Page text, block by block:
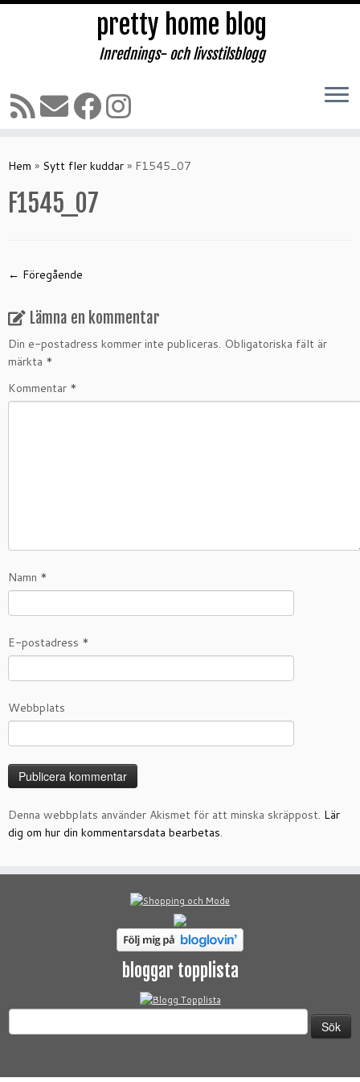
till
pretty home blog
Inrednings- och livsstilsblogg
Hem » Sytt fler kuddar » F1545_07
F1545_07
← Föregående
Lämna en kommentar
Din e-postadress kommer inte publiceras. Obligatoriska fält är
märkta *
Kommentar *
Namn *
E-postadress *
Webbplats
Denna webbplats använder Akismet för att minska skräppost. Lär
dig om hur din kommentarsdata bearbetas.
bloggar topplista
efter: